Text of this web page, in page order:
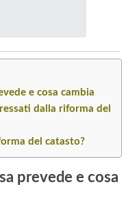
e cosa cambia
dalla riforma del
del catasto?
prevede e cosa